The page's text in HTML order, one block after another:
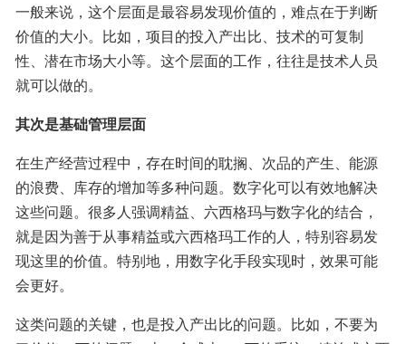
一般来说，这个层面是最容易发现价值的，难点在于判断
价值的大小。比如，项目的投入产出比、技术的可复制
性、潜在市场大小等。这个层面的工作，往往是技术人员
就可以做的。
其次是基础管理层面
在生产经营过程中，存在时间的耽搁、次品的产生、能源
的浪费、库存的增加等多种问题。数字化可以有效地解决
这些问题。很多人强调精益、六西格玛与数字化的结合，
就是因为善于从事精益或六西格玛工作的人，特别容易发
现这里的价值。特别地，用数字化手段实现时，效果可能
会更好。
这类问题的关键，也是投入产出比的问题。比如，不要为